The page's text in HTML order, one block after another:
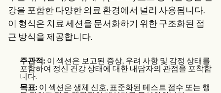
강을 포함한 다양한 의료 환경에서 널리 사용됩니다.
이 형식은 치료 세션을 문서화하기 위한 구조화된 접
근 방식을 제공합니다.
주관적: 이 섹션은 보고된 증상, 우려 사항 및 감정 상태를
포함하여 정신 건강 상태에 대한 내담자의 관점을 포착합
니다.
목표: 이 섹션은 생체 신호, 표준화된 테스트 점수 또는 행